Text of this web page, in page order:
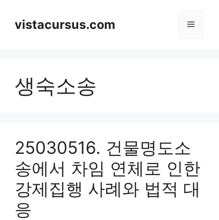
contentvistacursus.com Menu
생숙소송
25030516. 건물명도소
송에서 차임 연체로 인한
강제집행 사례와 법적 대
응